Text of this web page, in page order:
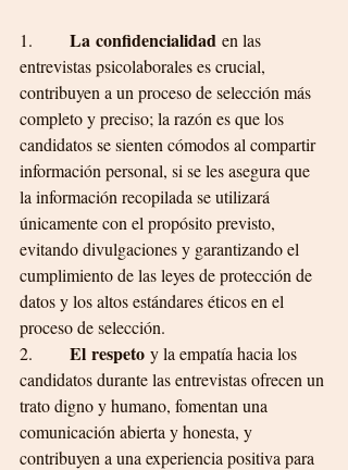
1. La confidencialidad en las
entrevistas psicolaborales es crucial,
contribuyen a un proceso de selección más
completo y preciso; la razón es que los
candidatos se sienten cómodos al compartir
información personal, si se les asegura que
la información recopilada se utilizará
únicamente con el propósito previsto,
evitando divulgaciones y garantizando el
cumplimiento de las leyes de protección de
datos y los altos estándares éticos en el
proceso de selección.
2. El respeto y la empatía hacia los
candidatos durante las entrevistas ofrecen un
trato digno y humano, fomentan una
comunicación abierta y honesta, y
contribuyen a una experiencia positiva para